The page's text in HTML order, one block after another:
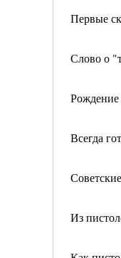
Первые
Слово о
Рождение
Всегда
Из